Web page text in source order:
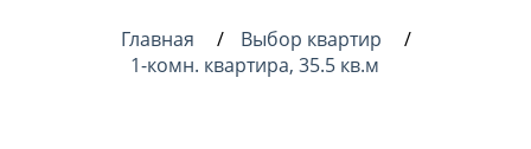
Главная
Выбор квартир
1-комн. квартира, 35.5 кв.м